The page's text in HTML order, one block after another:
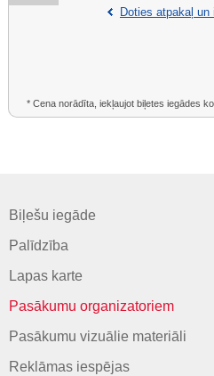
Doties atpakaļ
* Cena norādīta, iekļaujot biļetes iegādes
Biļešu iegāde
Palīdzība
Lapas karte
Pasākumu organizatoriem
Pasākumu vizuālie materiāli
Reklāmas iespējas